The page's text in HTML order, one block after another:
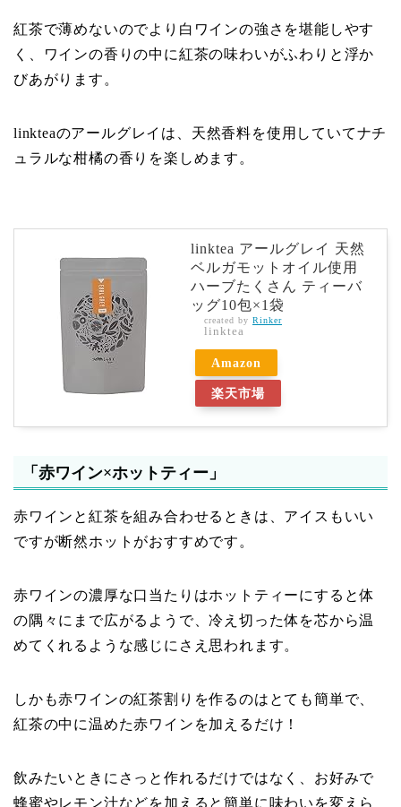
紅茶で薄めないのでより白ワインの強さを堪能しやす
く、ワインの香りの中に紅茶の味わいがふわりと浮か
びあがります。
linkteaのアールグレイは、天然香料を使用していてナチ
ュラルな柑橘の香りを楽しめます。
linktea アールグレイ 天然
ベルガモットオイル使用
ハーブたくさん ティーバ
ッグ10包×1袋
created by Rinker
linktea
Amazon
楽天市場
「赤ワイン×ホットティー」
赤ワインと紅茶を組み合わせるときは、アイスもいい
ですが断然ホットがおすすめです。
赤ワインの濃厚な口当たりはホットティーにすると体
の隅々にまで広がるようで、冷え切った体を芯から温
めてくれるような感じにさえ思われます。
しかも赤ワインの紅茶割りを作るのはとても簡単で、
紅茶の中に温めた赤ワインを加えるだけ！
飲みたいときにさっと作れるだけではなく、お好みで
蜂蜜やレモン汁などを加えると簡単に味わいを変えら